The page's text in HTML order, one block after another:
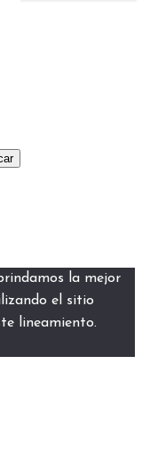
la mejor
el sitio
lineamiento.